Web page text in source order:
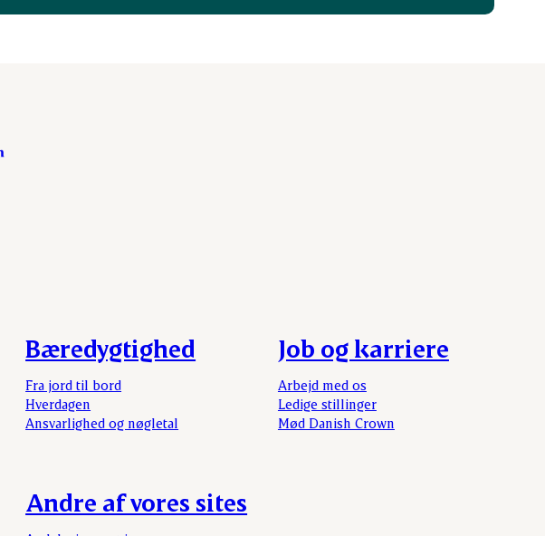
Bæredygtighed
Fra jord til bord
Hverdagen
Ansvarlighed og nøgletal
Job og karriere
Arbejd med os
Ledige stillinger
Mød Danish Crown
Andre af vores sites